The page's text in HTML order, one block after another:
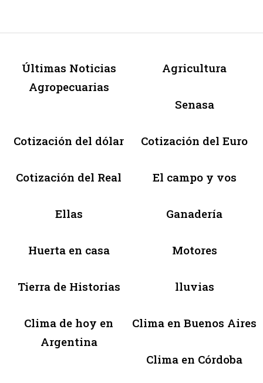
Últimas Noticias
Agropecuarias
Agricultura
Senasa
Cotización del dólar Cotización del Euro
Cotización del Real El campo y vos
Ellas Ganadería
Huerta en casa Motores
Tierra de Historias lluvias
Clima de hoy en
Argentina
Clima en Buenos Aires
Clima en Córdoba